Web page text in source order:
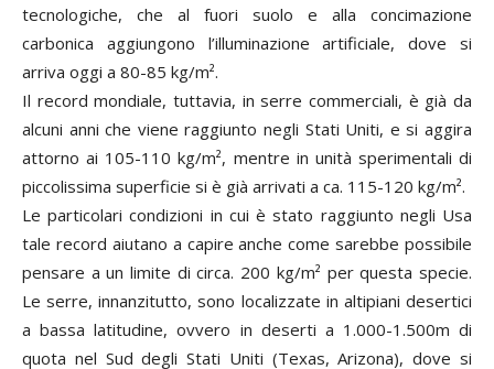
tecnologiche, che al fuori suolo e alla concimazione
carbonica aggiungono l’illuminazione artificiale, dove si
arriva oggi a 80-85 kg/m².
Il record mondiale, tuttavia, in serre commerciali, è già da
alcuni anni che viene raggiunto negli Stati Uniti, e si aggira
attorno ai 105-110 kg/m², mentre in unità sperimentali di
piccolissima superficie si è già arrivati a ca. 115-120 kg/m².
Le particolari condizioni in cui è stato raggiunto negli Usa
tale record aiutano a capire anche come sarebbe possibile
pensare a un limite di circa. 200 kg/m² per questa specie.
Le serre, innanzitutto, sono localizzate in altipiani desertici
a bassa latitudine, ovvero in deserti a 1.000-1.500m di
quota nel Sud degli Stati Uniti (Texas, Arizona), dove si